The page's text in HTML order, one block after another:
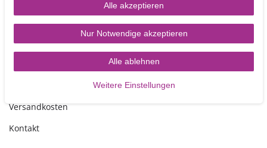
TORTEN-KRAM
Versandkosten
Kontakt
Alle akzeptieren
Nur Notwendige akzeptieren
Alle ablehnen
Weitere Einstellungen